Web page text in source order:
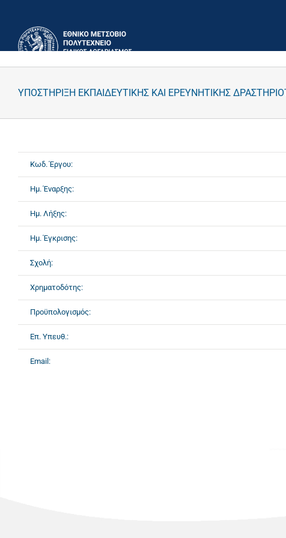
περιεχόμενο
ΥΠΟΣΤΗΡΙΞΗ ΕΚΠΑΙΔΕΥΤΙΚΗΣ ΚΑΙ ΕΡΕΥΝΗΤΙΚΗΣ
Κωδ. Έργου:
Ημ. Έναρξης:
Ημ. Λήξης:
Ημ. Έγκρισης:
Σχολή:
Χρηματοδότης:
Προϋπολογισμός:
Επ. Υπευθ.:
Email: